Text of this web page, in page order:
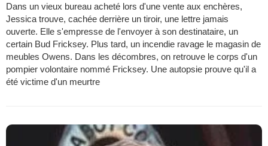
Dans un vieux bureau acheté lors d'une vente aux enchères,
Jessica trouve, cachée derrière un tiroir, une lettre jamais
ouverte. Elle s'empresse de l'envoyer à son destinataire, un
certain Bud Fricksey. Plus tard, un incendie ravage le magasin de
meubles Owens. Dans les décombres, on retrouve le corps d'un
pompier volontaire nommé Fricksey. Une autopsie prouve qu'il a
été victime d'un meurtre